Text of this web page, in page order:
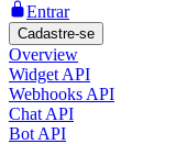
Entrar
Cadastre-se
Overview
Widget API
Webhooks API
Chat API
Bot API